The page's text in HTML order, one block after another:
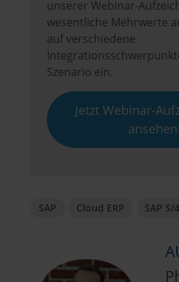
unserer Webinar-
wesentliche Mehrwerte
auf verschiedene
Szenario ein.
Jetzt Webinar-
ansehen!
SAP Cloud ERP SAP S/